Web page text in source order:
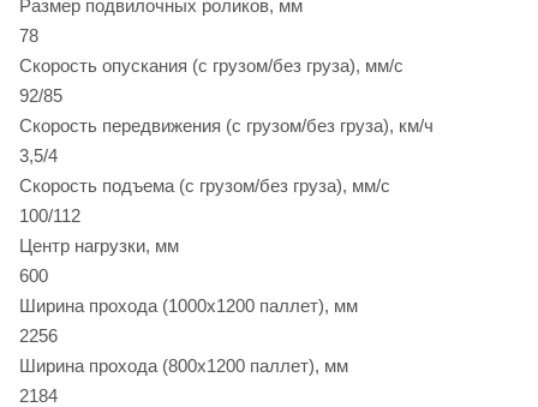
Размер подвилочных роликов, мм
78
Скорость опускания (с грузом/без груза), мм/с
92/85
Скорость передвижения (с грузом/без груза), км/ч
3,5/4
Скорость подъема (с грузом/без груза), мм/с
100/112
Центр нагрузки, мм
600
Ширина прохода (1000х1200 паллет), мм
2256
Ширина прохода (800х1200 паллет), мм
2184